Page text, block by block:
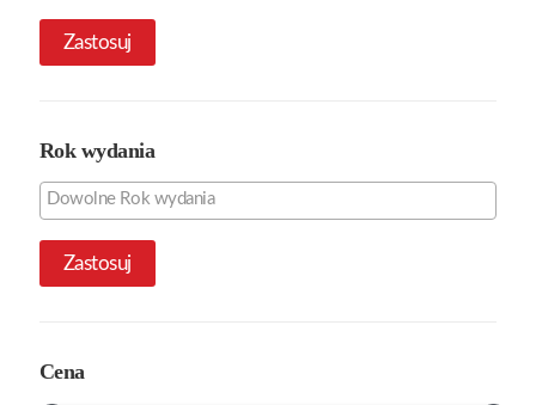
Zastosuj
Rok wydania
Zastosuj
Cena